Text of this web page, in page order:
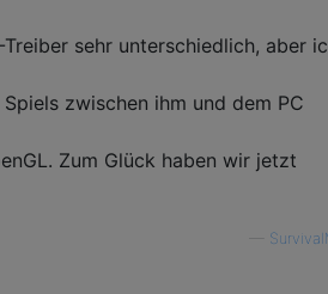
sehr unterschiedlich, aber
zwischen ihm und dem PC
Zum Glück haben wir jetzt